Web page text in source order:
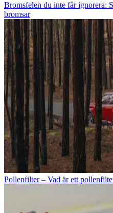
Bromsfelen du inte får ignorera:
bromsar
Pollenfilter – Vad är ett